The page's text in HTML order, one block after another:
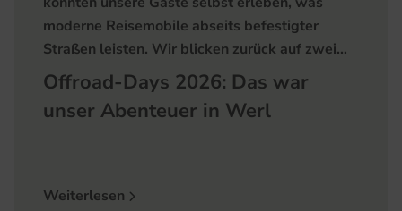
moderne Reisemobile abseits befestigter
Straßen leisten. Wir blicken zurück auf zwei…
Offroad-Days 2026: Das war
unser Abenteuer in Werl
Weiterlesen